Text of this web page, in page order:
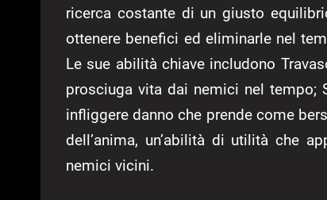
ricerca costante di un giusto
ottenere benefici ed eliminarle nel
Le sue abilità chiave includono
prosciuga vita dai nemici nel tempo;
infliggere danno che prende come
dell’anima, un’abilità di utilità che
nemici vicini.